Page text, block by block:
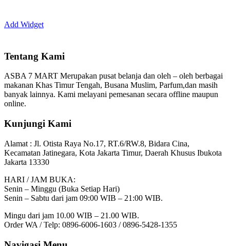
Add Widget
Tentang Kami
ASBA 7 MART Merupakan pusat belanja dan oleh – oleh berbagai
makanan Khas Timur Tengah, Busana Muslim, Parfum,dan masih
banyak lainnya. Kami melayani pemesanan secara offline maupun
online.
Kunjungi Kami
Alamat : Jl. Otista Raya No.17, RT.6/RW.8, Bidara Cina,
Kecamatan Jatinegara, Kota Jakarta Timur, Daerah Khusus Ibukota
Jakarta 13330
HARI / JAM BUKA:
Senin – Minggu (Buka Setiap Hari)
Senin – Sabtu dari jam 09:00 WIB – 21:00 WIB.
Mingu dari jam 10.00 WIB – 21.00 WIB.
Order WA / Telp: 0896-6006-1603 / 0896-5428-1355